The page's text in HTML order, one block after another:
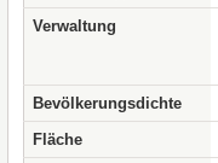
Verwaltung
Bevölkerungsdichte
Fläche